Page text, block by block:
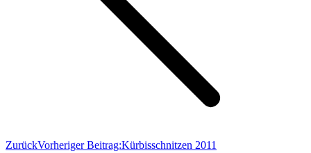
ZurückVorheriger Beitrag:Kürbisschnitzen 2011